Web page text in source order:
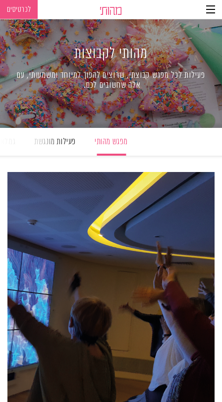
Skip
to
Content
Skip
to
navigation
לכרטיסים
מהותי לקבוצות
פעילות לכל מפגש קבוצתי, שרוצים להפוך למיוחד ומשמעותי, עם
אלה שחשובים לכם.
מפגש מהותי פעילות מונגשת